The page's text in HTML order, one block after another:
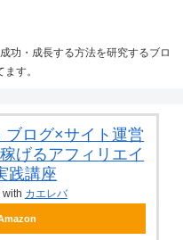
功・成長する方法を研究するブロ
す。
ブログ×サイト運営
げるアフィリエイ
践講座
with カエレバ